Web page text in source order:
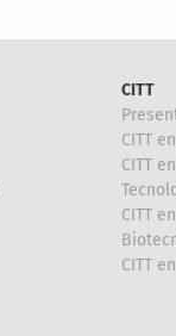
CITT
CITT
CITT
CITT
CITT